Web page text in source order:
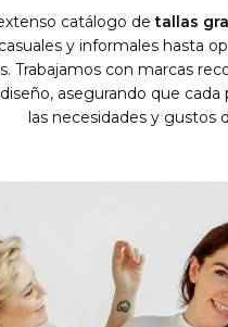
catálogo detallas
y informales hasta
Trabajamos con marcas
asegurando que
las necesidades y gustos